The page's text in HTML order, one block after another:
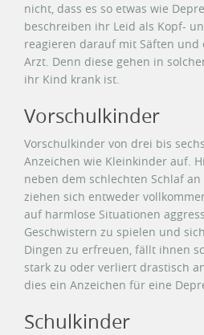
nicht, dass es so etwas wie
beschreiben ihr Leid als Kopf-
reagieren darauf mit Säften und
Arzt. Denn diese gehen in
ihr Kind krank ist.
Vorschulkinder
Vorschulkinder von drei bis
Anzeichen wie Kleinkinder auf.
neben dem schlechten Schlaf
ziehen sich entweder
auf harmlose Situationen
Geschwistern zu spielen und
Dingen zu erfreuen, fällt ihnen
stark zu oder verliert drastisch
dies ein Anzeichen für eine
Schulkinder